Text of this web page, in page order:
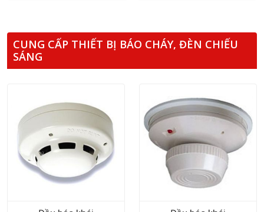
CUNG CẤP THIẾT BỊ BÁO CHÁY, ĐÈN CHIẾU
SÁNG